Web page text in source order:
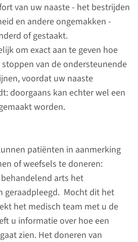
van uw naaste - het bestrijden
en andere ongemakken -
of gestaakt.
om exact aan te geven hoe
van de ondersteunende
voordat uw naaste
doorgaans kan echter wel een
worden.
patiënten in aanmerking
of weefsels te doneren:
arts het
geraadpleegd. Mocht dit het
het medisch team met u de
u informatie over hoe een
zien. Het doneren van
MC
richt zich op
en het
van patiënten.